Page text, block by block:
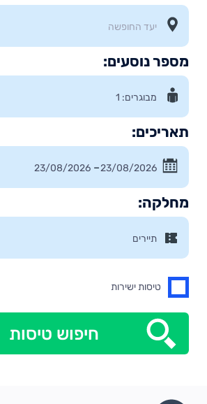
מספר נוסעים:
תאריכים:
–
מחלקה:
טיסות ישירות
חיפוש טיסות